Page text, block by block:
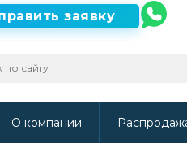
наш сайт, то
заявку
О компании